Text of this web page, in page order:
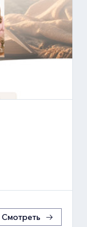
Смотреть